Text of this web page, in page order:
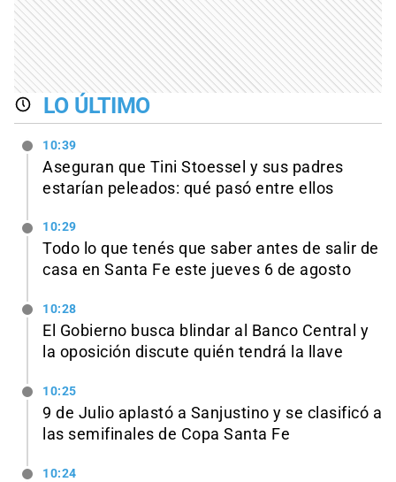
LO ÚLTIMO
10:39
Aseguran que Tini Stoessel y sus padres
estarían peleados: qué pasó entre ellos
10:29
Todo lo que tenés que saber antes de salir de
casa en Santa Fe este jueves 6 de agosto
10:28
El Gobierno busca blindar al Banco Central y
la oposición discute quién tendrá la llave
10:25
9 de Julio aplastó a Sanjustino y se clasificó a
las semifinales de Copa Santa Fe
10:24